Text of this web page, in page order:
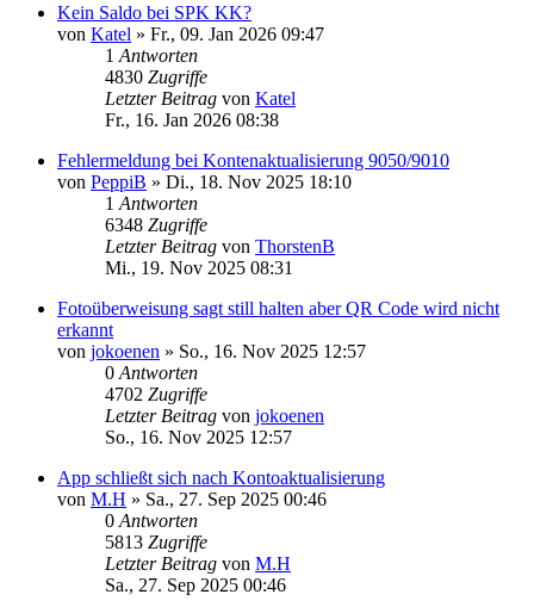
Kein Saldo bei SPK KK?
von Katel » Fr., 09. Jan 2026 09:47
1 Antworten
4830 Zugriffe
Letzter Beitrag von Katel
Fr., 16. Jan 2026 08:38
Fehlermeldung bei Kontenaktualisierung 9050/9010
von PeppiB » Di., 18. Nov 2025 18:10
1 Antworten
6348 Zugriffe
Letzter Beitrag von ThorstenB
Mi., 19. Nov 2025 08:31
Fotoüberweisung sagt still halten aber QR Code wird nicht
erkannt
von jokoenen » So., 16. Nov 2025 12:57
0 Antworten
4702 Zugriffe
Letzter Beitrag von jokoenen
So., 16. Nov 2025 12:57
App schließt sich nach Kontoaktualisierung
von M.H » Sa., 27. Sep 2025 00:46
0 Antworten
5813 Zugriffe
Letzter Beitrag von M.H
Sa., 27. Sep 2025 00:46